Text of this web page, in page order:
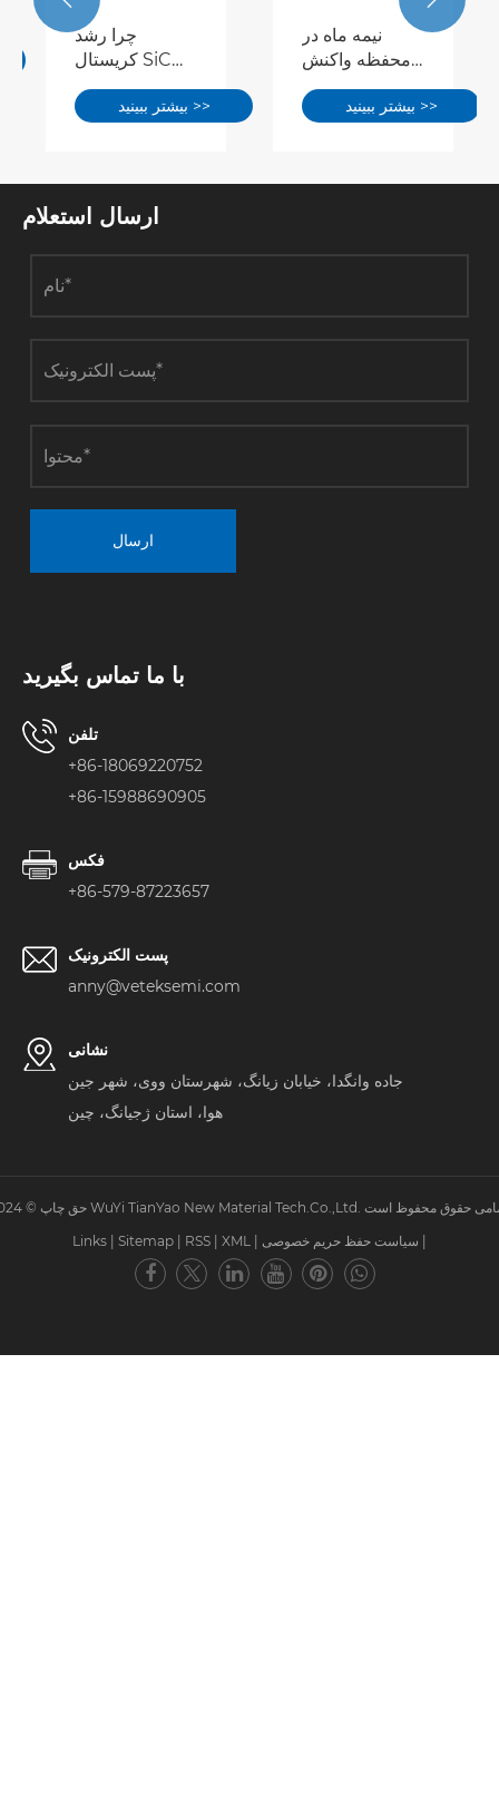
چرا رشد
کریستال SiC
انبوه پایدار
بیشتر ببینید >>
نیمه ماه در
محفظه واکنش
بیشتر ببینید >>
ارسال استعلام
ارسال
با ما تماس بگیرید
تلفن
+86-18069220752
+86-15988690905
فکس
+86-579-87223657
پست الکترونیک
anny@veteksemi.com
نشانی
جاده وانگدا، خیابان زیانگ، شهرستان ووی، شهر جین
هوا، استان ژجیانگ، چین
Links Sitemap RSS XML سیاست حفظ حریم خصوصی